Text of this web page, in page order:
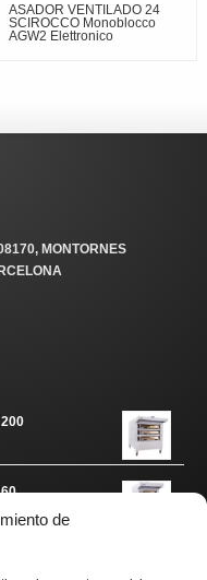
de
ASADOR VENTILADO 24
SCIROCCO Monoblocco
AGW2 Elettronico
MONTORNES